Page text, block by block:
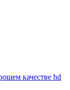
качестве hd